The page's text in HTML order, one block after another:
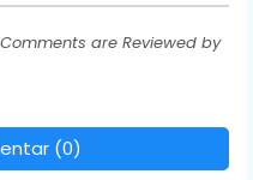
are Reviewed by
(0)